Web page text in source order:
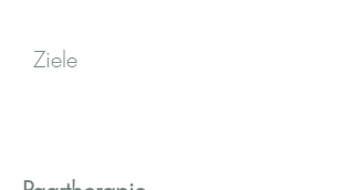
Ziele